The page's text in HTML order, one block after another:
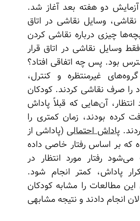
دو هفته بعد آغاز شد.
وسایل نقاشی در اتاق
چیزی درباره نقاشی کردن
وسایل نقاشی در اتاق قرار
بود. پس چه اتفاقی افتاد؟
غیرمنتظره و کنترل،
را صرف نقاشی کردند. کودکان
آن‌هایی که قبلاً پاداش
کرده بودند، زمان کمتری را
پاداش احتمالی (پاداشی از
که بر اساس رفتار خاصی داده
رفتار مورد انتظار در
پاداش، کمتر انجام شود.
مطالعات را مشابه کودکان
انجام دادند و نتیجه مشابهی